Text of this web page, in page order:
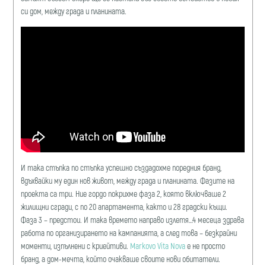
си дом, между града и планината.
И така стъпка по стъпка успешно създадохме поредния бранд,
вдъхвайки му един нов живот, между града и планината. Фазите на
проекта са три. Ние гордо покрихме фаза 2, която включваше 2
жилищни сгради, с по 20 апартамента, както и 28 градски къщи.
Фаза 3 – предстои. И така времето направо излетя…4 месеца здрава
работа по организирането на кампанията, а след това – безкрайни
моменти, изпълнени с криейтиви. Markovo Vita Novaе не просто
бранд, а дом-мечта, който очакваше своите нови обитатели.